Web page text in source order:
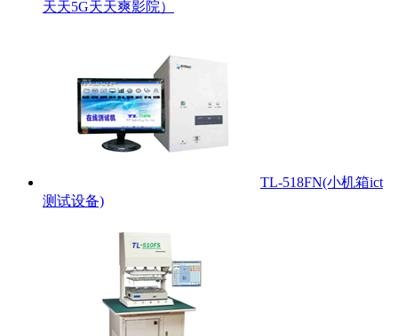
天天5G天天爽影院）
TL-518FN(小机箱ict
测试设备)